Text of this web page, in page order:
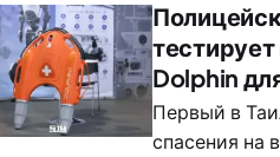
Dolphin
Первый в
спасения на